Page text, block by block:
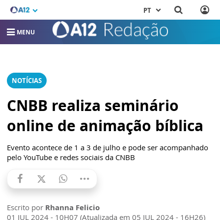
PT
MENU
NOTÍCIAS
CNBB realiza seminário
online de animação bíblica
Evento acontece de 1 a 3 de julho e pode ser acompanhado
pelo YouTube e redes sociais da CNBB
Escrito por Rhanna Felicio
01 JUL 2024 - 10H07 (Atualizada em 05 JUL 2024 - 16H26)